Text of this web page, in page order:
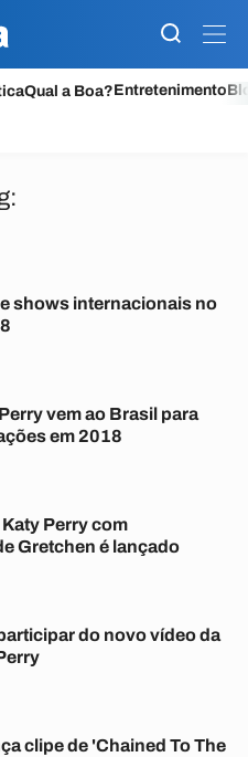
Qual a Boa?Entretenimento
shows internacionais no
vem ao Brasil para
em 2018
Perry com
Gretchen é lançado
do novo vídeo da
clipe de 'Chained To The